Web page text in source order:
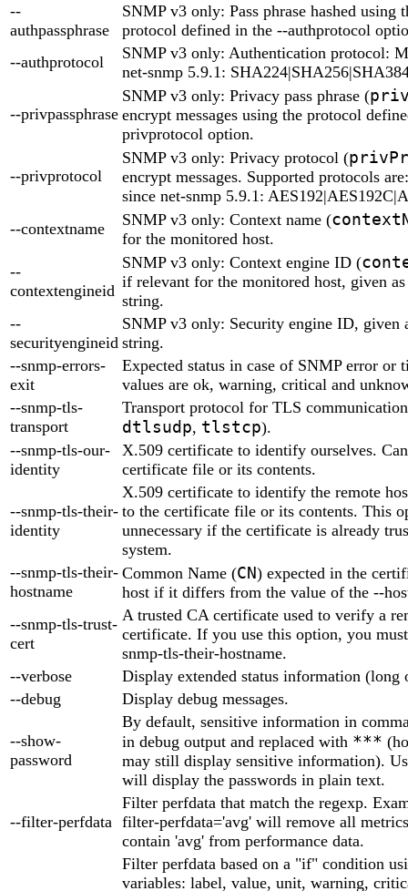
--
authpassphrase
SNMP v3 only: Pass phrase hashed using
protocol defined in the --authprotocol
--authprotocol
SNMP v3 only: Authentication protocol:
net-snmp 5.9.1:
--privpassphrase
SNMP v3 only: Privacy pass phrase (
encrypt messages using the protocol
privprotocol option.
--privprotocol
SNMP v3 only: Privacy protocol (
encrypt messages. Supported protocols
since net-snmp 5.9.1:
--contextname
SNMP v3 only: Context name (
for the monitored host.
--
contextengineid
SNMP v3 only: Context engine ID (
if relevant for the monitored host, given
string.
--
securityengineid
SNMP v3 only: Security engine ID, given
string.
--snmp-errors-
exit
Expected status in case of SNMP error or
values are ok, warning, critical and
--snmp-tls-
transport
Transport protocol for TLS
dtlsudp, tlstcp).
--snmp-tls-our-
identity
X.509 certificate to identify ourselves.
certificate file or its contents.
--snmp-tls-their-
identity
X.509 certificate to identify the remote
to the certificate file or its contents. This
unnecessary if the certificate is already
system.
--snmp-tls-their-
hostname
Common Name (CN) expected in the
host if it differs from the value of the --
--snmp-tls-trust-
cert
A trusted CA certificate used to verify a
certificate. If you use this option, you
snmp-tls-their-hostname.
--verbose
Display extended status information (long
--debug
Display debug messages.
--show-
password
By default, sensitive information in
in debug output and replaced with ***
may still display sensitive information).
will display the passwords in plain text.
--filter-perfdata
Filter perfdata that match the regexp.
filter-perfdata='avg' will remove all
contain 'avg' from performance data.
Filter perfdata based on a "if" condition
variables: label, value, unit, warning,